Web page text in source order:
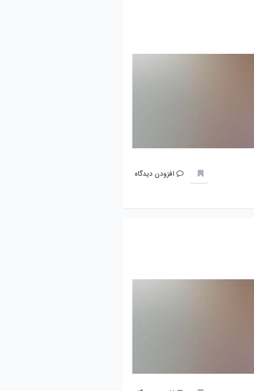
افزودن دیدگاه